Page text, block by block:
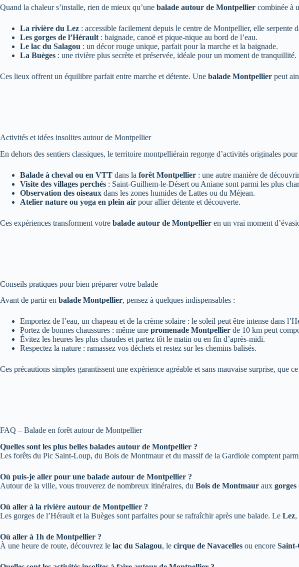
Quand la chaleur s’installe, rien de mieux qu’une balade autour de Montpellier combinée à
La rivière du Lez : accessible facilement depuis le centre de Montpellier, elle serpente
Les gorges de l’Hérault : baignade, canoë et pique-nique au bord de l’eau.
Le lac du Salagou : un décor rouge unique, parfait pour la marche et la baignade.
La Buèges : une rivière plus secrète et préservée, idéale pour un moment de tranquillité.
Ces lieux offrent un équilibre parfait entre marche et détente. Une balade Montpellier peut
Activités et idées insolites autour de Montpellier
En dehors des sentiers classiques, le territoire montpelliérain regorge d’activités originales
Balade à cheval ou en VTT dans la forêt Montpellier : une autre manière de
Visite des villages perchés : Saint-Guilhem-le-Désert ou Aniane sont parmi les plus
Observation des oiseaux dans les zones humides de Lattes ou du Méjean.
Atelier nature ou yoga en plein air pour allier détente et découverte.
Ces expériences transforment votre balade autour de Montpellier en un vrai moment
Conseils pratiques pour bien préparer votre balade
Avant de partir en balade Montpellier, pensez à quelques indispensables :
Emportez de l’eau, un chapeau et de la crème solaire : le soleil peut être intense dans
Portez de bonnes chaussures : même une promenade Montpellier de 10 km peut
Évitez les heures les plus chaudes et partez tôt le matin ou en fin d’après-midi.
Respectez la nature : ramassez vos déchets et restez sur les chemins balisés.
Ces précautions simples garantissent une expérience agréable et sans mauvaise surprise, que
FAQ – Balade en forêt autour de Montpellier
Quelles sont les plus belles balades autour de Montpellier ?
Les forêts du Pic Saint-Loup, du Bois de Montmaur et du massif de la Gardiole comptent
Où puis-je aller pour une balade autour de Montpellier ?
Autour de la ville, vous trouverez de nombreux itinéraires, du Bois de Montmaur aux gorges
Où aller à la rivière autour de Montpellier ?
Les gorges de l’Hérault et la Buèges sont parfaites pour se rafraîchir après une balade. Le Lez,
Où aller à 1h de Montpellier ?
À une heure de route, découvrez le lac du Salagou, le cirque de Navacelles ou encore